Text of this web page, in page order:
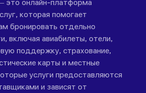
это онлайн-платформа
которая помогает
бронировать отдельно
включая авиабилеты, отели,
поддержку, страхование,
карты и местные
услуги предоставляются
и зависят от